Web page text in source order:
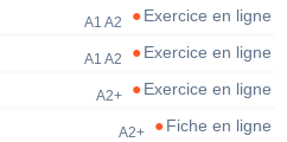
Exercice en ligne
A1 A2
Exercice en ligne
A1 A2
Exercice en ligne
A2+
Fiche en ligne
A2+